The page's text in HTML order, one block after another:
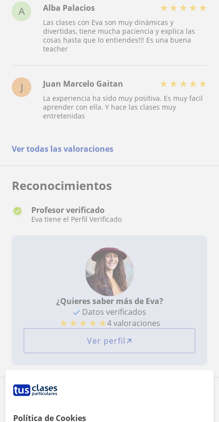
A Alba Palacios ★ ★ ★ ★ ★
Las clases con Eva son muy dinámicas y
divertidas, tiene mucha paciencia y explica las
cosas hasta que lo entiendes!!! Es una buena
teacher
J Juan Marcelo Gaitan ★ ★ ★ ★ ★
La experiencia ha sido muy positiva. Es muy facil
aprender con ella. Y hace las clases muy
entretenidas
Ver todas las valoraciones
Reconocimientos
Profesor verificado
Eva tiene el Perfil Verificado
¿Quieres saber más de Eva?
Datos verificados
★ ★ ★ ★ ★4 valoraciones
Ver perfil
Zona de Eva
Política de Cookies